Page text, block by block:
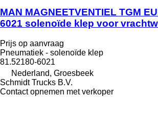
MAN MAGNEETVENTIEL TGM
6021 solenoïde klep voor
Prijs op aanvraag
Pneumatiek - solenoïde klep
81.52180-6021
Nederland, Groesbeek
Schmidt Trucks B.V.
Contact opnemen met verkoper